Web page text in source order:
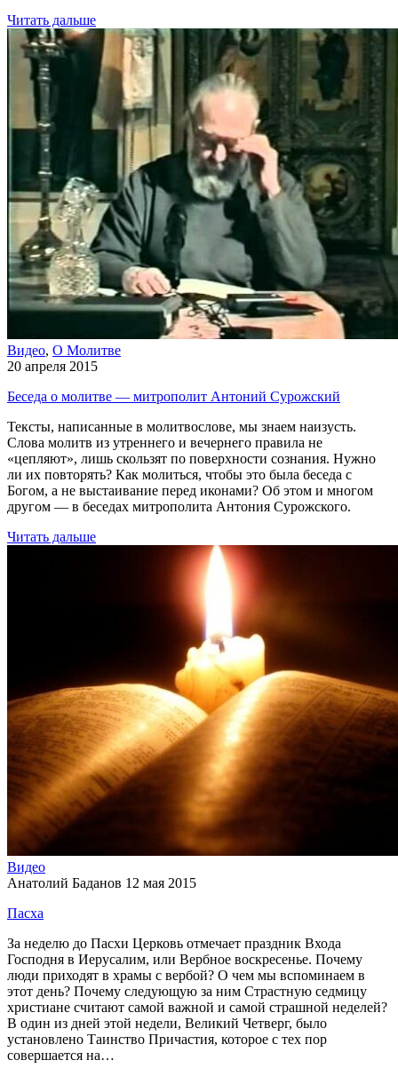
Читать дальше
Видео, О Молитве
20 апреля 2015
Беседа о молитве — митрополит Антоний Сурожский
Тексты, написанные в молитвослове, мы знаем наизусть.
Слова молитв из утреннего и вечернего правила не
«цепляют», лишь скользят по поверхности сознания. Нужно
ли их повторять? Как молиться, чтобы это была беседа с
Богом, а не выстаивание перед иконами? Об этом и многом
другом — в беседах митрополита Антония Сурожского.
Читать дальше
Видео
Анатолий Баданов 12 мая 2015
Пасха
За неделю до Пасхи Церковь отмечает праздник Входа
Господня в Иерусалим, или Вербное воскресенье. Почему
люди приходят в храмы с вербой? О чем мы вспоминаем в
этот день? Почему следующую за ним Страстную седмицу
христиане считают самой важной и самой страшной неделей?
В один из дней этой недели, Великий Четверг, было
установлено Таинство Причастия, которое с тех пор
совершается на…